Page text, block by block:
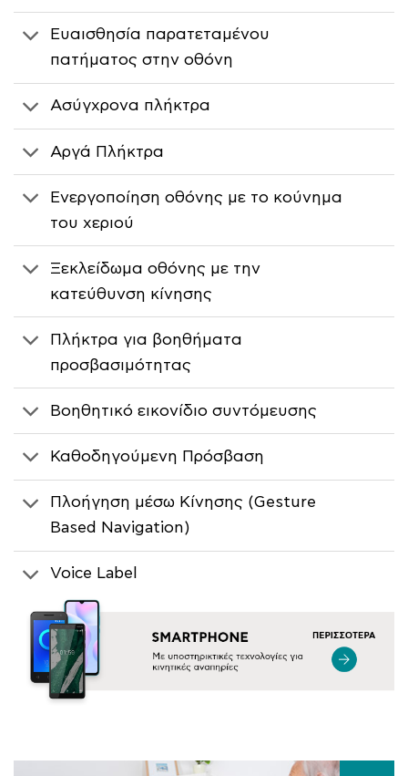
Ευαισθησία παρατεταμένου
πατήματος στην οθόνη
Ασύγχρονα πλήκτρα
Αργά Πλήκτρα
Ενεργοποίηση οθόνης με το κούνημα
του χεριού
Ξεκλείδωμα οθόνης με την
κατεύθυνση κίνησης
Πλήκτρα για βοηθήματα
προσβασιμότητας
Βοηθητικό εικονίδιο συντόμευσης
Καθοδηγούμενη Πρόσβαση
Πλοήγηση μέσω Κίνησης (Gesture
Based Navigation)
Voice Label